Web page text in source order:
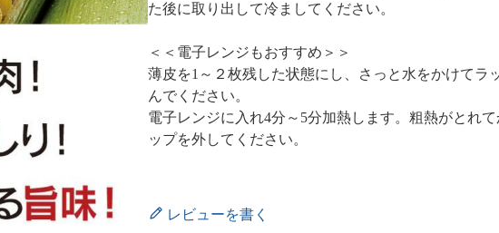
た後に取り出して冷ましてください。
＜＜電子レンジもおすすめ＞＞
薄皮を1～２枚残した状態にし、さっと水をかけてラ
んでください。
電子レンジに入れ4分～5分加熱します。粗熱がとれて
ップを外してください。
レビューを書く